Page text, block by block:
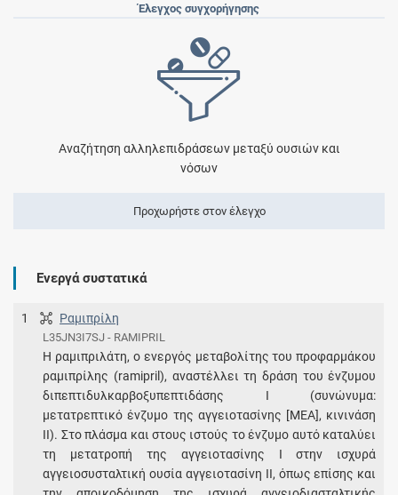
Έλεγχος συγχορήγησης
Αναζήτηση αλληλεπιδράσεων μεταξύ ουσιών και
νόσων
Προχωρήστε στον έλεγχο
Ενεργά συστατικά
1 Ραμιπρίλη
L35JN3I7SJ - RAMIPRIL
Η ραμιπριλάτη, ο ενεργός μεταβολίτης του προφαρμάκου
ραμιπρίλης (ramipril), αναστέλλει τη δράση του ένζυμου
διπεπτιδυλκαρβοξυπεπτιδάσης Ι (συνώνυμα:
μετατρεπτικό ένζυμο της αγγειοτασίνης [ΜΕΑ], κινινάση
ΙΙ). Στο πλάσμα και στους ιστούς το ένζυμο αυτό καταλύει
τη μετατροπή της αγγειοτασίνης Ι στην ισχυρά
αγγειοσυσταλτική ουσία αγγειοτασίνη ΙΙ, όπως επίσης και